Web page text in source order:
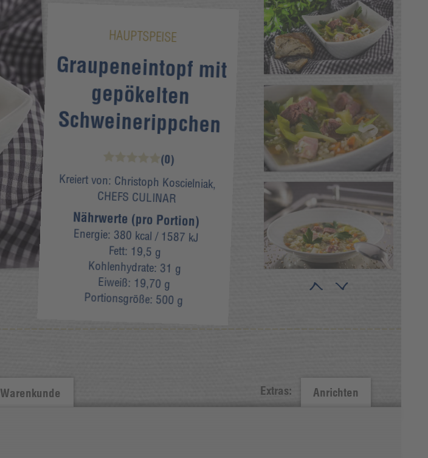
HAUPTSPEISE
Graupeneintopf mit
gepökelten
Schweinerippchen
(0)
Kreiert von: Christoph Koscielniak,
CHEFS CULINAR
Nährwerte (pro Portion)
Energie: 380 kcal/ 1587 kJ
Fett: 19,5 g
Kohlenhydrate: 31 g
Eiweiß: 19,70 g
Portionsgröße: 500 g
Warenkunde Extras: Anrichten